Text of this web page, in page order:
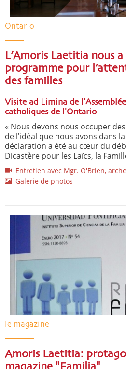
Ontario
L’Amoris Laetitia nous
programme pour
des familles
Visite ad Limina de
catholiques de l'Ontario
« Nous devons nous occuper
de l'idéal que nous avons dans
déclaration a été au cœur du
Dicastère pour les Laïcs, la
Entretien avec Mgr. O'Brien,
Galerie de photos
le magazine
Amoris Laetitia:
magazine "Familia"